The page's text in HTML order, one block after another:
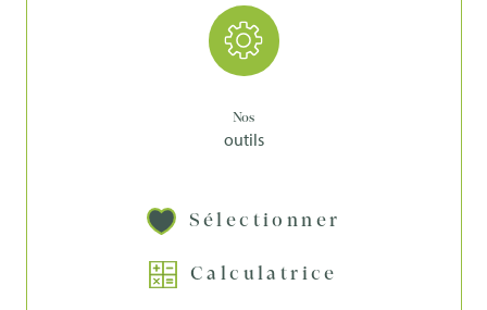
Nos
outils
Sélectionner
Calculatrice